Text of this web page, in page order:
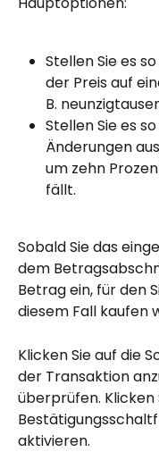
Stellen Sie es
der Preis auf
B.
Stellen Sie es
Änderungen
um zehn
fällt.
Sobald Sie das
dem
Betrag ein, für den
diesem Fall kaufen
Klicken Sie auf die
der Transaktion
überprüfen. Klicken
aktivieren.